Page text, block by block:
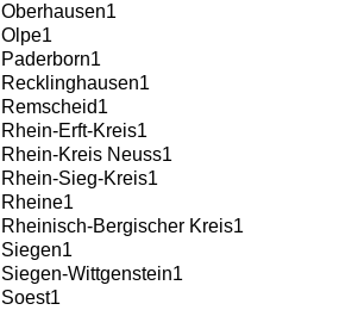
Oberhausen1
Olpe1
Paderborn1
Recklinghausen1
Remscheid1
Rhein-Erft-Kreis1
Rhein-Kreis Neuss1
Rhein-Sieg-Kreis1
Rheine1
Rheinisch-Bergischer Kreis1
Siegen1
Siegen-Wittgenstein1
Soest1